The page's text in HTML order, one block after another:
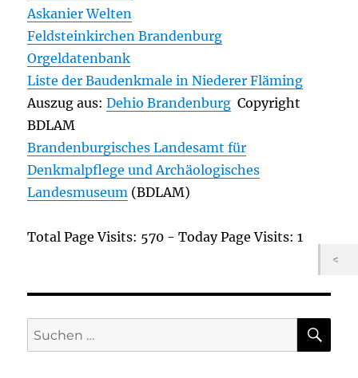
Askanier Welten
Feldsteinkirchen Brandenburg
Orgeldatenbank
Liste der Baudenkmale in Niederer Fläming
Auszug aus:Dehio Brandenburg Copyright
BDLAM
Brandenburgisches Landesamt für
Denkmalpflege und Archäologisches
Landesmuseum (BDLAM)
Total Page Visits: 570 - Today Page Visits: 1
Suchen
nach: